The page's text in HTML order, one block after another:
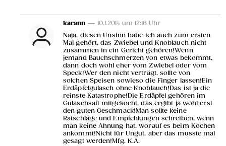
karann — 10.1.2014 um 12:16 Uhr
Naja, diesen Unsinn habe ich auch zum ersten
Mal gehört, das Zwiebel und Knoblauch nicht
zusammen in ein Gericht gehören!Wenn
jemand Bauchschmerzen von etwas bekommt,
dann doch wohl eher vom Zwiebel oder vom
Speck!Wer den nicht verträgt, sollte von
solchen Speisen sowieso die Finger lassen!Ein
Erdäpfelgulasch ohne Knoblauch!Das ist ja die
reinste Katastrophe!Die Erdäpfel gehören im
Gulaschsaft mitgekocht, das ergibt ja wohl erst
den guten Geschmack!Man sollte keine
Ratschläge und Empfehlungen schreiben, wenn
man keine Ahnung hat, worauf es beim Kochen
ankommt!Nicht für Ungut, aber das musste mal
gesagt werden!Mfg. K.A.